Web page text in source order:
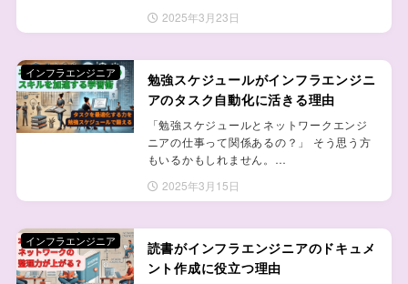
2025年3月23日
勉強スケジュールがインフラエンジニ
アのタスク自動化に活きる理由
「勉強スケジュールとネットワークエンジ
ニアの仕事って関係あるの？」 そう思う方
もいるかもしれません。…
2025年3月15日
インフラエンジニア
読書がインフラエンジニアのドキュメ
ント作成に役立つ理由
インフラエンジニア